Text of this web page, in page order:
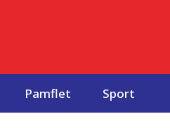
Pamflet Sport